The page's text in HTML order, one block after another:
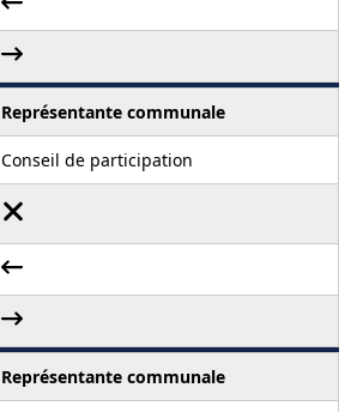
Représentante communale
Conseil de participation
Représentante communale